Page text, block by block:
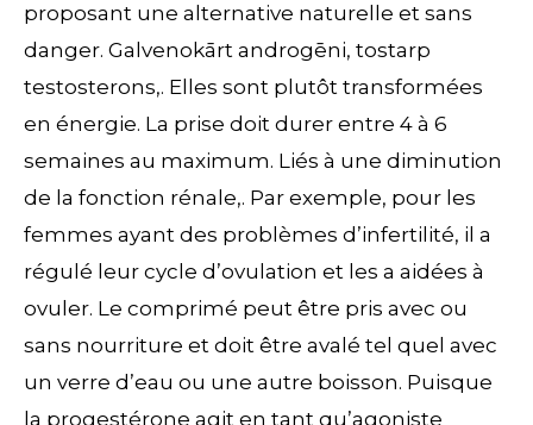
proposant une alternative naturelle et sans
danger. Galvenokārt androgēni, tostarp
testosterons,. Elles sont plutôt transformées
en énergie. La prise doit durer entre 4 à 6
semaines au maximum. Liés à une diminution
de la fonction rénale,. Par exemple, pour les
femmes ayant des problèmes d’infertilité, il a
régulé leur cycle d’ovulation et les a aidées à
ovuler. Le comprimé peut être pris avec ou
sans nourriture et doit être avalé tel quel avec
un verre d’eau ou une autre boisson. Puisque
la progestérone agit en tant qu’agoniste